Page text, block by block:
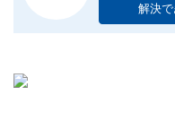
解決で